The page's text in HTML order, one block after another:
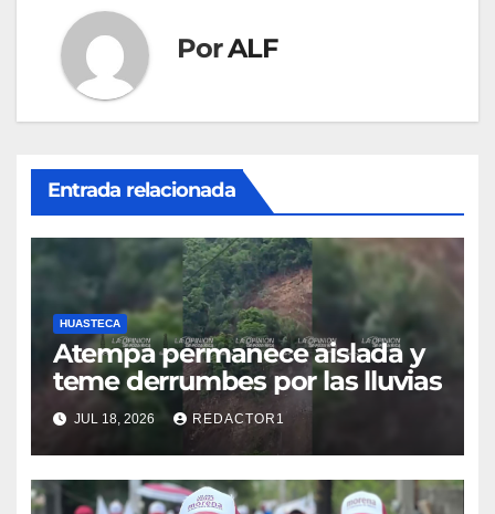
PorALF
Entrada relacionada
HUASTECA
Atempa permanece aislada y
teme derrumbes por las lluvias
JUL 18, 2026 REDACTOR1